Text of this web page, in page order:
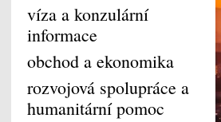
víza a konzulární
informace
obchod a ekonomika
rozvojová spolupráce a
humanitární pomoc